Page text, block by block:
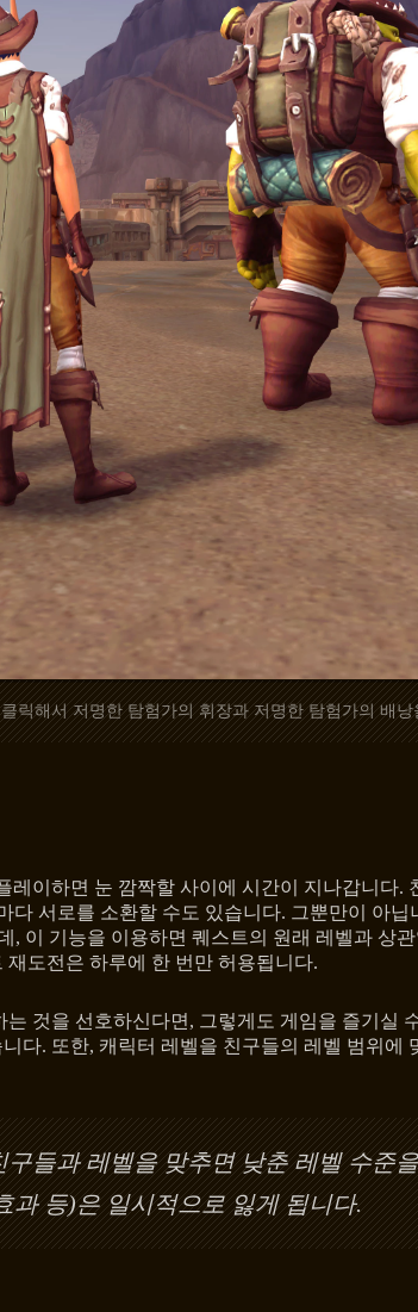
릭해서 저명한 탐험가의 휘장과 저명한 탐험가의 배
이하면 눈 깜짝할 사이에 시간이 지나갑니다
다 서로를 소환할 수도 있습니다. 그뿐만이 아
이 기능을 이용하면 퀘스트의 원래 레벨과 상
도전은 하루에 한 번만 허용됩니다.
것을 선호하신다면, 그렇게도 게임을 즐기실
다. 또한, 캐릭터 레벨을 친구들의 레벨 범위
들과 레벨을 맞추면 낮춘 레벨 수준
과 등)은 일시적으로 잃게 됩니다.